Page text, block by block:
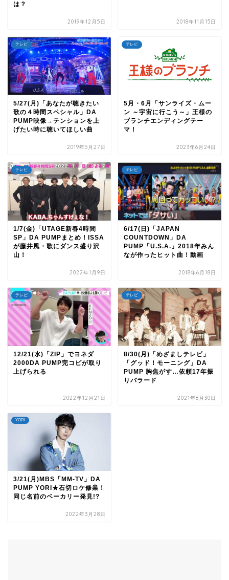
は？
2019年12月5日 2018年11月15日
テレビ
5/27(月)「あなたが聴きたい
歌の４時間スペシャル」DA
PUMP映像→テンションを上
げたい時に聴いてほしい曲
2019年5月27日
テレビ
5月・6月「サンライズ・ムー
ン ～宇宙に行こう～」王様の
ブランチエンディングテー
マ！
2023年6月24日
テレビ
1/7(金)「UTAGE新春4時間
SP」DA PUMPまとめ！ISSA
が藤井風・歌にダンス盛り沢
山！
2022年1月9日
テレビ
6/17(日)「JAPAN
COUNTDOWN」DA
PUMP「U.S.A.」2018年みん
なが作ったヒット曲！動画
2018年6月18日
テレビ
12/21(水)「ZIP」でヨネダ
2000DA PUMP完コピが取り
上げられる
2022年12月21日
テレビ
8/30(月)「めざましテレビ」
「グッド！モーニング」DA
PUMP 胸焦がす…依頼17年振
りバラード
2021年8月30日
YORI
3/21(月)MBS「MM-TV」DA
PUMP YORI★石切ロケ修業！
同じ名前のベーカリー発見!?
2022年3月28日